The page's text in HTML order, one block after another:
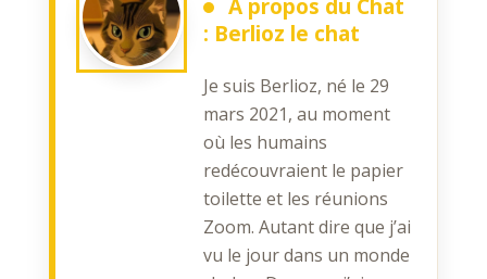
A propos du Chat
: Berlioz le chat
Je suis Berlioz, né le 29
mars 2021, au moment
où les humains
redécouvraient le papier
toilette et les réunions
Zoom. Autant dire que j’ai
vu le jour dans un monde